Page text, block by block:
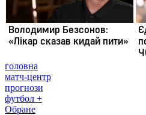
головна
матч-центр
прогнози
футбол +
Обране